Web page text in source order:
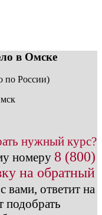
в Омске
по России)
нужный курс?
номеру 8 (800)
на обратный
вами, ответит на
подобрать